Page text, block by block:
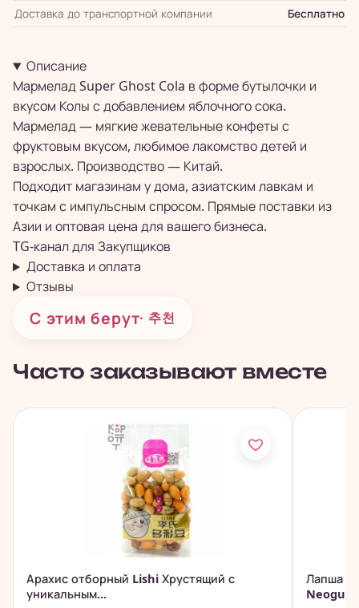
Доставка до транспортной компании
Бесплатно
Описание
Мармелад Super Ghost Cola в форме бутылочки и
вкусом Колы с добавлением яблочного сока.
Мармелад — мягкие жевательные конфеты с
фруктовым вкусом, любимое лакомство детей и
взрослых. Производство — Китай.
Подходит магазинам у дома, азиатским лавкам и
точкам с импульсным спросом. Прямые поставки из
Азии и оптовая цена для вашего бизнеса.
TG-канал для Закупщиков
Доставка и оплата
Отзывы
С этим берут· 추천
Часто заказывают вместе
Арахис отборный Lishi Хрустящий с
уникальным...
Лапша
Neoguri